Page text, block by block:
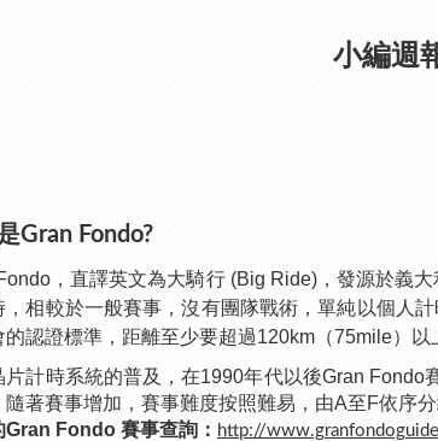
小編週
Gran Fondo?
，直譯英文為大騎行 (Big Ride)，發源於義
，相較於一般賽事，沒有團隊戰術，單純以個人
的認證標準，距離至少要超過120km（75mile）以
片計時系統的普及，在1990年代以後Gran
隨著賽事增加，賽事難度按照難易，由A至F依序
Gran Fondo 賽事查詢： http://